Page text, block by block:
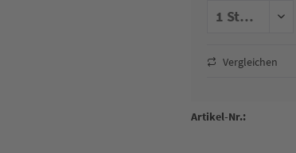
Vergleichen
Artikel-Nr.: